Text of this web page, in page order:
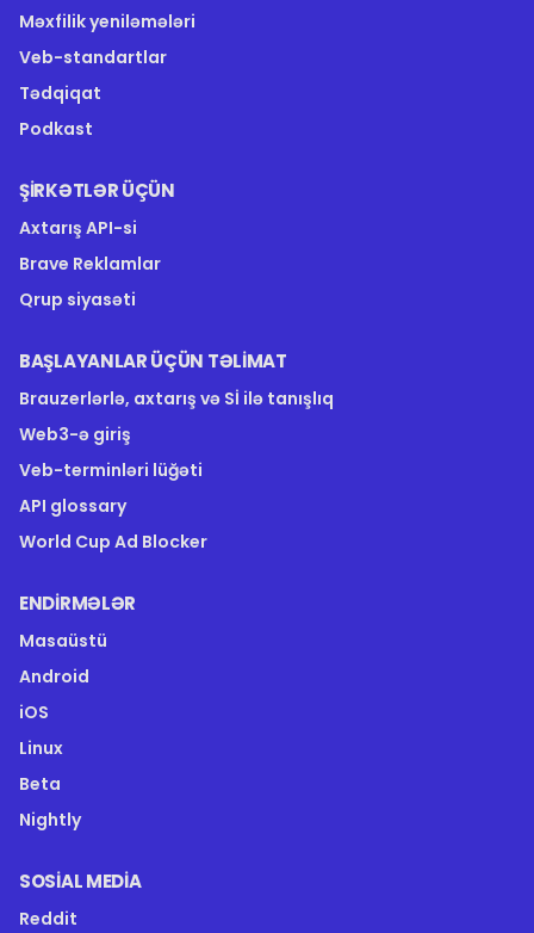
Məxfilik yeniləmələri
Veb-standartlar
Tədqiqat
Podkast
ŞIRKƏTLƏR ÜÇÜN
Axtarış API-si
Brave Reklamlar
Qrup siyasəti
BAŞLAYANLAR ÜÇÜN TƏLIMAT
Brauzerlərlə, axtarış və Sİ ilə tanışlıq
Web3-ə giriş
Veb-terminləri lüğəti
API glossary
World Cup Ad Blocker
ENDIRMƏLƏR
Masaüstü
Android
iOS
Linux
Beta
Nightly
SOSIAL MEDIA
Reddit